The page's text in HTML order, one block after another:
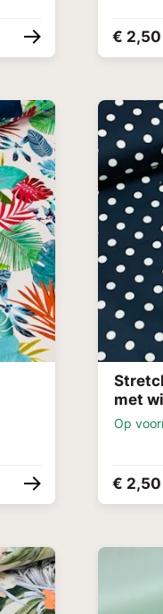
€ 2,50
met
Op
€ 2,50